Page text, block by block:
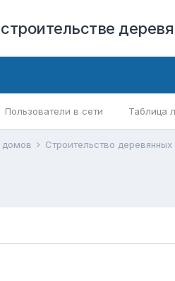
Пользователи в сети Таблица
домов Строительство